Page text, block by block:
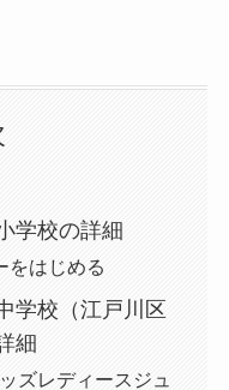
学校の詳細
をはじめる
学校（江戸川区
細
ズレディースジュ